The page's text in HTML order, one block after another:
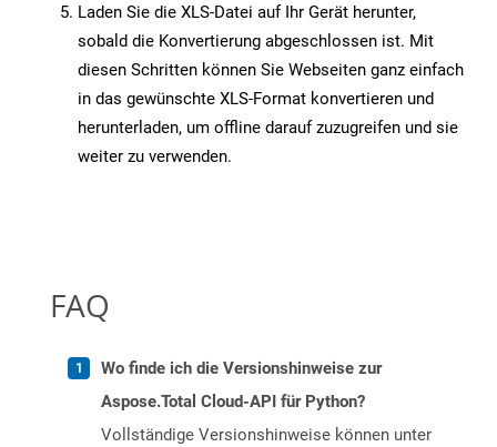
Laden Sie die XLS-Datei auf Ihr Gerät herunter,
sobald die Konvertierung abgeschlossen ist. Mit
diesen Schritten können Sie Webseiten ganz einfach
in das gewünschte XLS-Format konvertieren und
herunterladen, um offline darauf zuzugreifen und sie
weiter zu verwenden.
FAQ
Wo finde ich die Versionshinweise zur
Aspose.Total Cloud-API für Python?
Vollständige Versionshinweise können unter